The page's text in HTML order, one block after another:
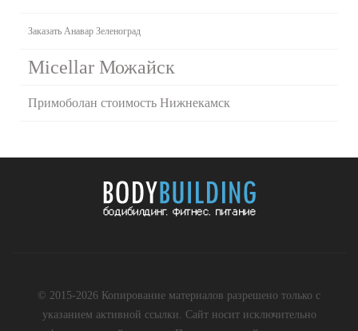
Заказать Анавар Зеленоград
Micellar Можайск
Примоболан стоимость Нижнекамск
© 2015-2026 Копирование материалов разрешено только с
указанием активной ссылки. Сайт носит исключительно